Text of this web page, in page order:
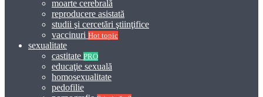
moarte cerebrală
reproducere asistată
studii şi cercetări ştiinţifice
vaccinuri Hot topic
sexualitate
castitate PRO
educaţie sexuală
homosexualitate
pedofilie